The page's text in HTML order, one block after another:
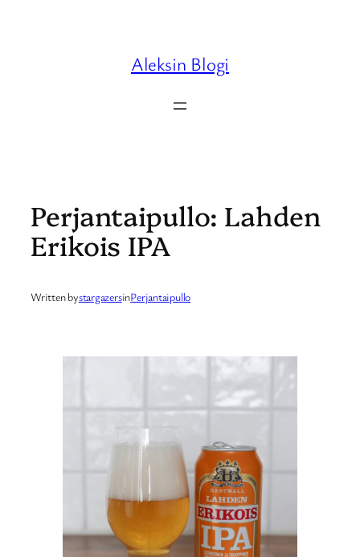
Aleksin Blogi
Perjantaipullo: Lahden
Erikois IPA
Written bystargazersinPerjantaipullo